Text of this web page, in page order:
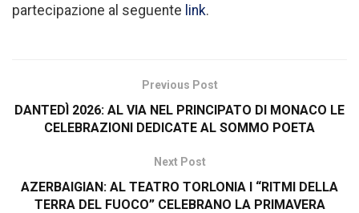
partecipazione al seguente link.
Previous Post
DANTEDÌ 2026: AL VIA NEL PRINCIPATO DI MONACO LE
CELEBRAZIONI DEDICATE AL SOMMO POETA
Next Post
AZERBAIGIAN: AL TEATRO TORLONIA I “RITMI DELLA
TERRA DEL FUOCO” CELEBRANO LA PRIMAVERA